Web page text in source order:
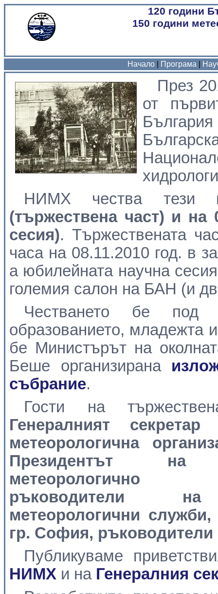
120 години
150 години
Начало Програма
През
от
НИМХ чества тези
(тържествена част) и на
сесия). Тържествената
часа на 08.11.2010 год. в
а юбилейната научна
големия салон на БАН (и
Честването бе под
образованието, младежта
бе Министърът на
Беше организирана
събрание.
Гости на
Генералният
метеорологична
Президентът на
метеорологично
ръководители на
метеорологични
гр. София, ръководители
Публикуваме
НИМХ и на Генералния